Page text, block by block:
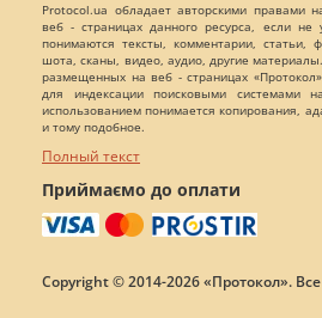
Protocol.ua обладает авторскими правами
веб - страницах данного ресурса, если
понимаются тексты, комментарии, статьи,
шота, сканы, видео, аудио, другие
размещенных на веб - страницах
для индексации поисковыми системами
использованием понимается копирования,
и тому подобное.
Полный текст
Приймаємо до оплати
Copyright © 2014-2026 «Протокол».